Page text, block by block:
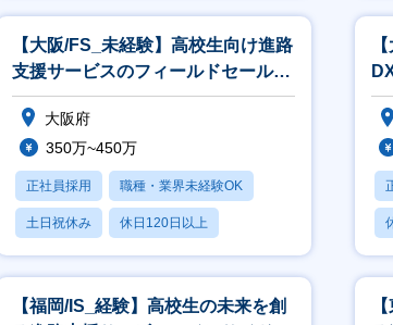
【大阪/FS_未経験】高校生向け進路
支援サービスのフィールドセールス
(法人営業)／未経験歓迎／高卒就
大阪府
350万~450万
正社員採用 職種・業界未経験OK
土日祝休み 休日120日以上
産休・育休あり
【福岡/IS_経験】高校生の未来を創